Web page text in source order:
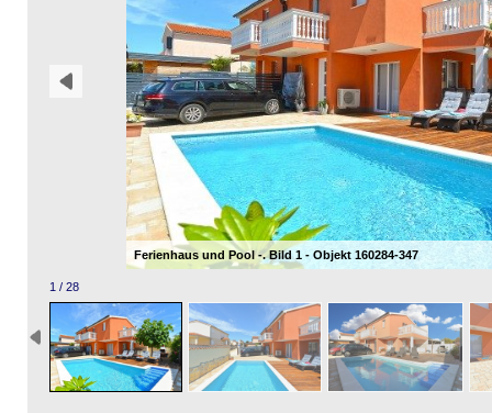
Ferienhaus und Pool -. Bild 1 - Objekt 160284-347
1 / 28